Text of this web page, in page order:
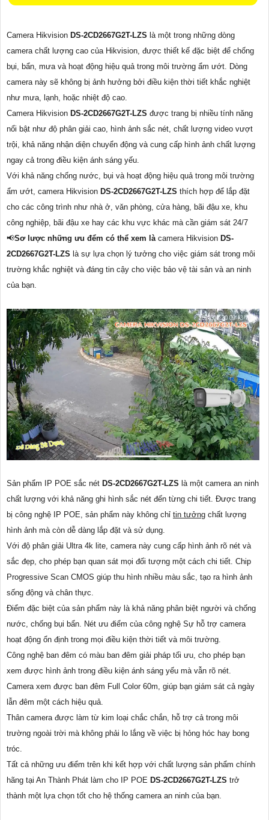
Camera Hikvision DS-2CD2667G2T-LZS là một trong những dòng
camera chất lượng cao của Hikvision, được thiết kế đặc biệt để chống
bụi, bẩn, mưa và hoạt động hiệu quả trong môi trường ẩm ướt. Dòng
camera này sẽ không bị ảnh hưởng bởi điều kiện thời tiết khắc nghiệt
như mưa, lạnh, hoặc nhiệt độ cao.
Camera Hikvision DS-2CD2667G2T-LZS được trang bị nhiều tính năng
nổi bật như độ phân giải cao, hình ảnh sắc nét, chất lượng video vượt
trội, khả năng nhận diện chuyển động và cung cấp hình ảnh chất lượng
ngay cả trong điều kiện ánh sáng yếu.
Với khả năng chống nước, bụi và hoạt động hiệu quả trong môi trường
ẩm ướt, camera Hikvision DS-2CD2667G2T-LZS thích hợp để lắp đặt
cho các công trình như nhà ở, văn phòng, cửa hàng, bãi đậu xe, khu
công nghiệp, bãi đậu xe hay các khu vực khác mà cần giám sát 24/7
📢Sơ lược những ưu đểm có thể xem là camera Hikvision DS-
2CD2667G2T-LZS là sự lựa chọn lý tưởng cho việc giám sát trong môi
trường khắc nghiệt và đáng tin cậy cho việc bảo vệ tài sản và an ninh
của bạn.
Sản phẩm IP POE sắc nét DS-2CD2667G2T-LZS là một camera an ninh
chất lượng với khả năng ghi hình sắc nét đến từng chi tiết. Được trang
bị công nghệ IP POE, sản phẩm này không chỉ tin tưởng chất lượng
hình ảnh mà còn dễ dàng lắp đặt và sử dụng.
Với độ phân giải Ultra 4k lite, camera này cung cấp hình ảnh rõ nét và
sắc đẹp, cho phép bạn quan sát mọi đối tượng một cách chi tiết. Chip
Progressive Scan CMOS giúp thu hình nhiều màu sắc, tạo ra hình ảnh
sống động và chân thực.
Điểm đặc biệt của sản phẩm này là khả năng phân biệt người và chống
nước, chống bụi bẩn. Nét ưu điểm của công nghệ Sự hỗ trợ camera
hoạt động ổn định trong mọi điều kiện thời tiết và môi trường.
Công nghệ ban đêm có màu ban đêm giải pháp tối ưu, cho phép bạn
xem được hình ảnh trong điều kiện ánh sáng yếu mà vẫn rõ nét.
Camera xem được ban đêm Full Color 60m, giúp bạn giám sát cả ngày
lẫn đêm một cách hiệu quả.
Thân camera được làm từ kim loại chắc chắn, hỗ trợ cả trong môi
trường ngoài trời mà không phải lo lắng về việc bị hỏng hóc hay bong
tróc.
Tất cả những ưu điểm trên khi kết hợp với chất lượng sản phẩm chính
hãng tại An Thành Phát làm cho IP POE DS-2CD2667G2T-LZS trở
thành một lựa chọn tốt cho hệ thống camera an ninh của bạn.